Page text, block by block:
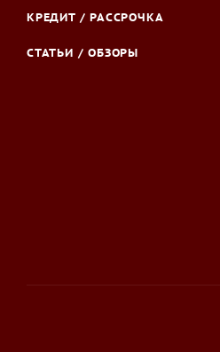
КРЕДИТ / РАССРОЧКА
СТАТЬИ / ОБЗОРЫ